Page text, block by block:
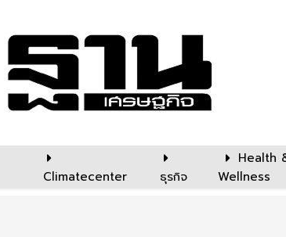
Climatecenter ธุรกิจ
Health
Wellness